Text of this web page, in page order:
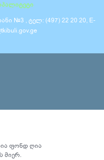
№3 , ტელ: (497) 22 20 20, E-
ფონდ ღია
მიერ.